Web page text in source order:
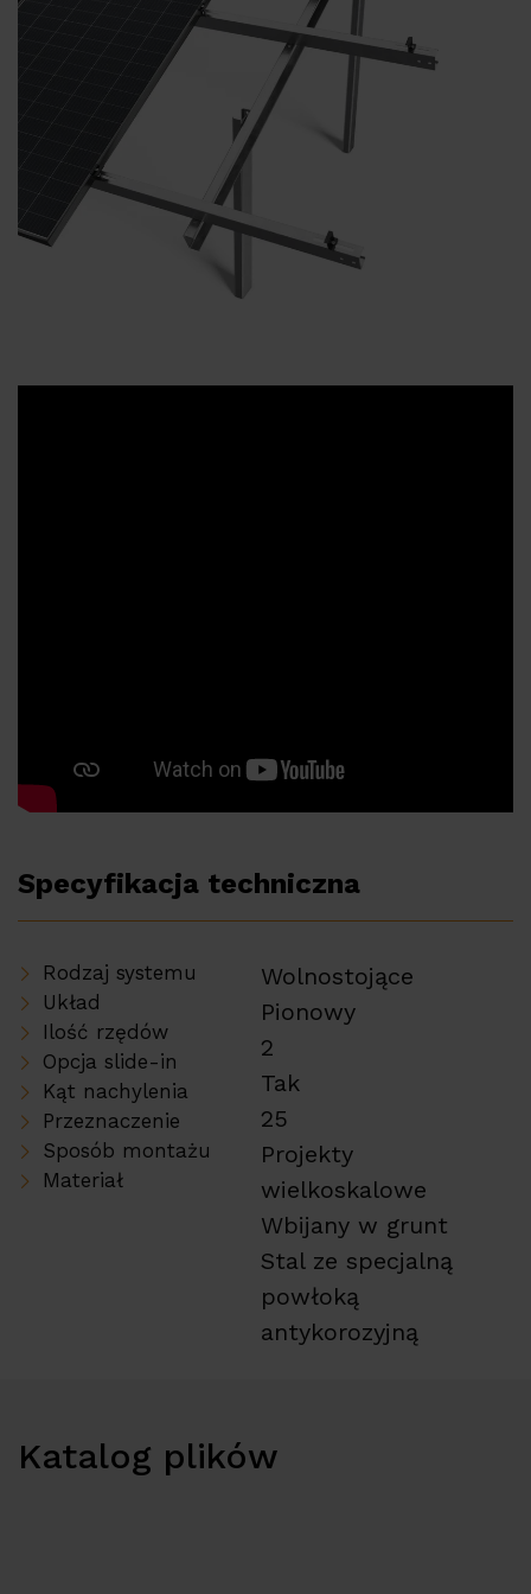
Specyfikacja techniczna
Rodzaj systemu
Układ
Ilość rzędów
Opcja slide-in
Kąt nachylenia
Przeznaczenie
Sposób montażu
Materiał
Wolnostojące
Pionowy
2
Tak
25
Projekty
wielkoskalowe
Wbijany w grunt
Stal ze specjalną
powłoką
antykorozyjną
Katalog plików
Dystrybutorzy
Kontakt